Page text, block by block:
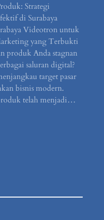
Strategi
di Surabaya
Videotron untuk
yang Terbukti
produk Anda stagnan
saluran digital?
target pasar
bisnis modern.
telah menjadi…